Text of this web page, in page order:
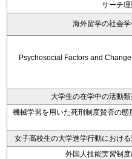
サーチ
海外留学の社会
Psychosocial Factors and
大学生の在学中の活動
機械学習を用いた死刑制度賛否の
女子高校生の大学進学行動におけ
外国人技能実習制